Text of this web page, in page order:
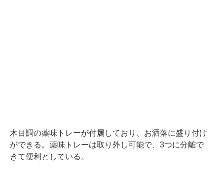
木目調の薬味トレーが付属しており、お洒落に盛り付け
ができる。薬味トレーは取り外し可能で、3つに分離で
きて便利としている。